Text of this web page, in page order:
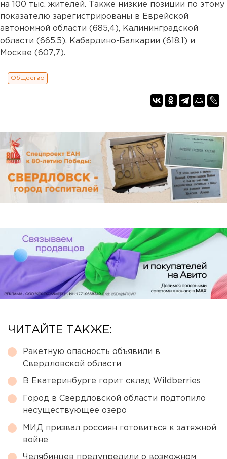
на 100 тыс. жителей. Также низкие позиции по этому
показателю зарегистрированы в Еврейской
автономной области (685,4), Калининградской
области (665,5), Кабардино-Балкарии (618,1) и
Москве (607,7).
Общество
ЧИТАЙТЕ ТАКЖЕ:
Ракетную опасность объявили в
Свердловской области
В Екатеринбурге горит склад Wildberries
Город в Свердловской области подтопило
несуществующее озеро
МИД призвал россиян готовиться к затяжной
войне
Челябинцев предупредили о возможном